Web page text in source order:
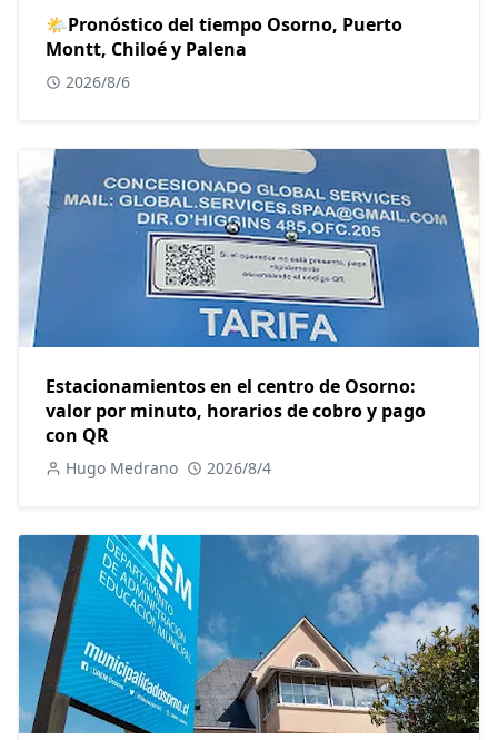
🌤Pronóstico del tiempo Osorno, Puerto
Montt, Chiloé y Palena
2026/8/6
Estacionamientos en el centro de Osorno:
valor por minuto, horarios de cobro y pago
con QR
Hugo Medrano 2026/8/4